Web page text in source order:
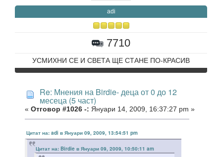
adi
7710
УСМИХНИ СЕ И СВЕТА ЩЕ СТАНЕ ПО-КРАСИВ
Re: Мнения на Birdie- деца от 0 до 12
месеца (5 част)
« Отговор #1026 -: Януари 14, 2009, 16:37:27 pm »
Цитат на: adi в Януари 09, 2009, 13:54:51 pm
Цитат на: Birdie в Януари 09, 2009, 10:50:11 am